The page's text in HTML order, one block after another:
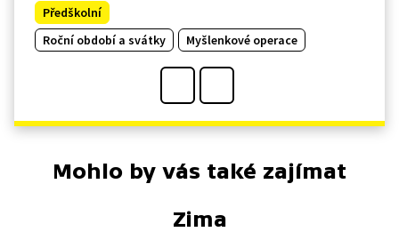
Předškolní
Roční období a svátky
Myšlenkové operace
Mohlo by vás také zajímat
Zima